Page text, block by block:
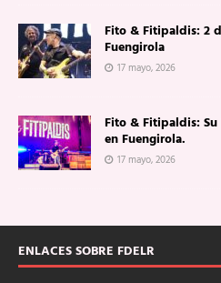
Fito & Fitipaldis: 2
Fuengirola
17 mayo, 2026
Fito & Fitipaldis:
en Fuengirola.
17 mayo, 2026
ENLACES SOBRE FDELR